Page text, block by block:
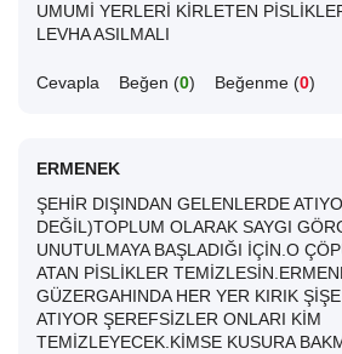
UMUMİ YERLERİ KİRLETEN
LEVHA ASILMALI
Cevapla Beğen (0) Beğenme (0)
ERMENEK
ŞEHİR DIŞINDAN GELENLERDE
DEĞİL)TOPLUM OLARAK SAYGI
UNUTULMAYA BAŞLADIĞI İÇİN.O
ATAN PİSLİKLER
GÜZERGAHINDA HER YER KIRIK
ATIYOR ŞEREFSİZLER ONLARI KİM
TEMİZLEYECEK.KİMSE KUSURA